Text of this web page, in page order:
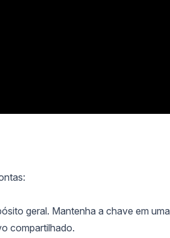
geral. Mantenha a chave em uma
compartilhado.